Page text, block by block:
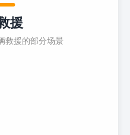
援
救援的部分场景